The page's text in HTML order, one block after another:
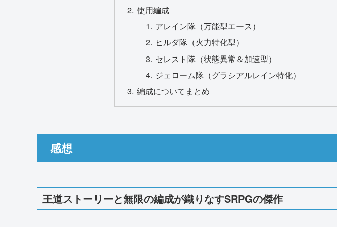
使用編成
アレイン隊（万能型エース）
ヒルダ隊（火力特化型）
セレスト隊（状態異常＆加速型）
ジェローム隊（グラシアルレイン特化）
編成についてまとめ
感想
王道ストーリーと無限の編成が織りなすSRPGの傑作